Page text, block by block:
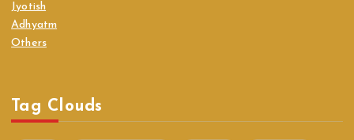
Jyotish
Adhyatm
Others
Tag Clouds